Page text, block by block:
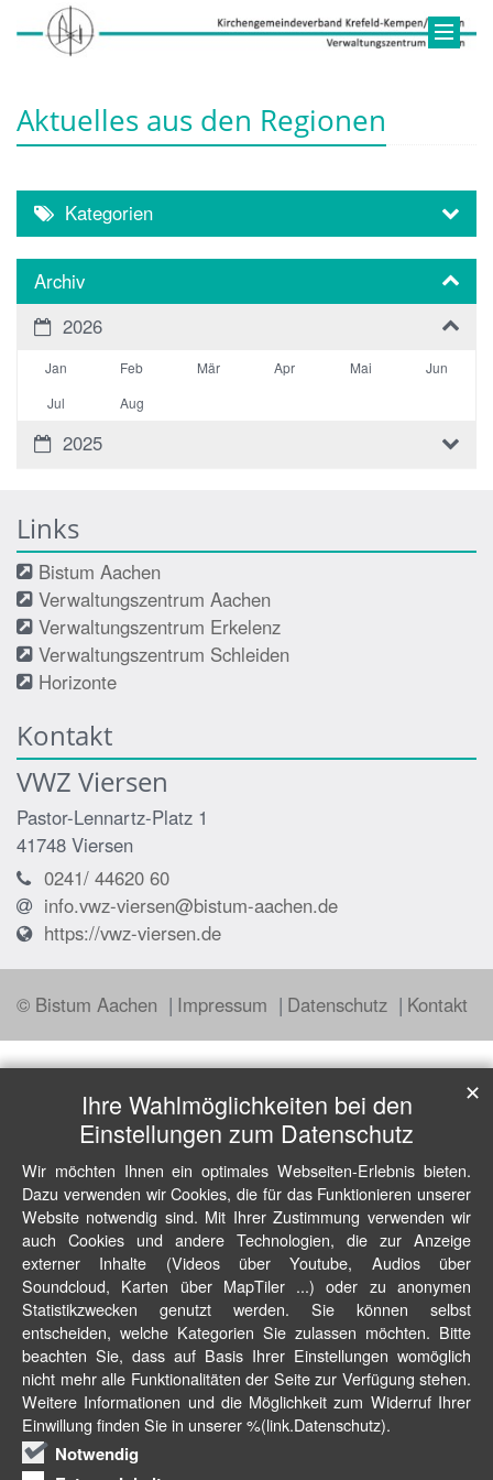
Aktuelles aus den Regionen
Kategorien
Archiv
2026
Jan Feb Mär Apr Mai
Jun
Jul
Aug
2025
Links
Bistum Aachen
Verwaltungszentrum Aachen
Verwaltungszentrum Erkelenz
Verwaltungszentrum Schleiden
Horizonte
Kontakt
VWZ Viersen
Pastor-Lennartz-Platz 1
41748 Viersen
0241/ 44620 60
info.vwz-viersen@bistum-aachen.de
https://vwz-viersen.de
© Bistum Aachen Impressum Datenschutz Kontakt
Ihre Wahlmöglichkeiten bei den
Einstellungen zum Datenschutz
Wir möchten Ihnen ein optimales Webseiten-Erlebnis bieten.
Dazu verwenden wir Cookies, die für das Funktionieren unserer
Website notwendig sind. Mit Ihrer Zustimmung verwenden wir
auch Cookies und andere Technologien, die zur Anzeige
externer Inhalte (Videos über Youtube, Audios über
Soundcloud, Karten über MapTiler ...) oder zu anonymen
Statistikzwecken genutzt werden. Sie können selbst
entscheiden, welche Kategorien Sie zulassen möchten. Bitte
beachten Sie, dass auf Basis Ihrer Einstellungen womöglich
nicht mehr alle Funktionalitäten der Seite zur Verfügung stehen.
Weitere Informationen und die Möglichkeit zum Widerruf Ihrer
Einwillung finden Sie in unserer %(link.Datenschutz).
Notwendig
✕